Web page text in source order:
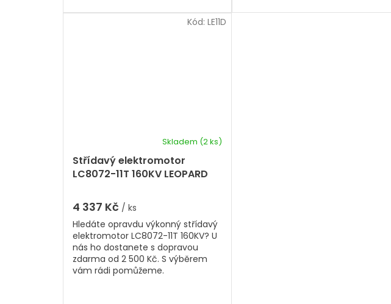
benzínových motorů je ideální
volbou pro nové stavby i přestavby
Střídavý elektromotor
LC8072-11T 160KV LEOPARD
Skladem (2 ks)
4 337 Kč / ks
Hledáte opravdu výkonný střídavý
elektromotor LC8072-11T 160KV? U
nás ho dostanete s dopravou
zdarma od 2 500 Kč. S výběrem
vám rádi pomůžeme.
Kód: LE11D